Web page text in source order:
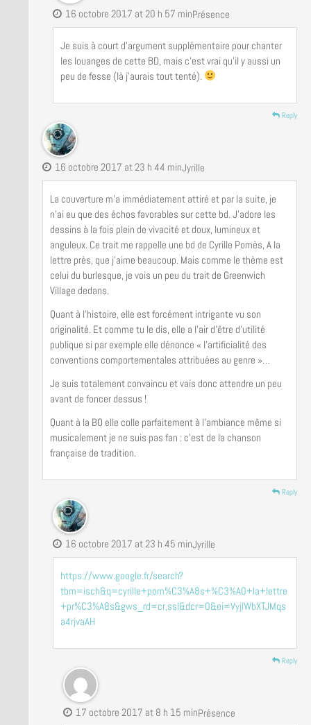
Présence
16 octobre 2017 at 20 h 57 min
Je suis à court d’argument supplémentaire pour chanter
les louanges de cette BD, mais c’est vrai qu’il y aussi un
peu de fesse (là j’aurais tout tenté).
Reply
Jyrille
16 octobre 2017 at 23 h 44 min
La couverture m’a immédiatement attiré et par la suite, je
n’ai eu que des échos favorables sur cette bd. J’adore les
dessins à la fois plein de vivacité et doux, lumineux et
anguleux. Ce trait me rappelle une bd de Cyrille Pomès, A la
lettre près, que j’aime beaucoup. Mais comme le thème est
celui du burlesque, je vois un peu du trait de Greenwich
Village dedans.
Quant à l’histoire, elle est forcément intrigante vu son
originalité. Et comme tu le dis, elle a l’air d’être d’utilité
publique si par exemple elle dénonce « l’artificialité des
conventions comportementales attribuées au genre »…
Je suis totalement convaincu et vais donc attendre un peu
avant de foncer dessus !
Quant à la BO elle colle parfaitement à l’ambiance même si
musicalement je ne suis pas fan : c’est de la chanson
française de tradition.
Reply
Jyrille
16 octobre 2017 at 23 h 45 min
https://www.google.fr/search?
tbm=isch&q=cyrille+pom%C3%A8s+%C3%A0+la+lettre
+pr%C3%A8s&gws_rd=cr,ssl&dcr=0&ei=VyjlWbXTJMqs
a4rjvaAH
Reply
Présence
17 octobre 2017 at 8 h 15 min